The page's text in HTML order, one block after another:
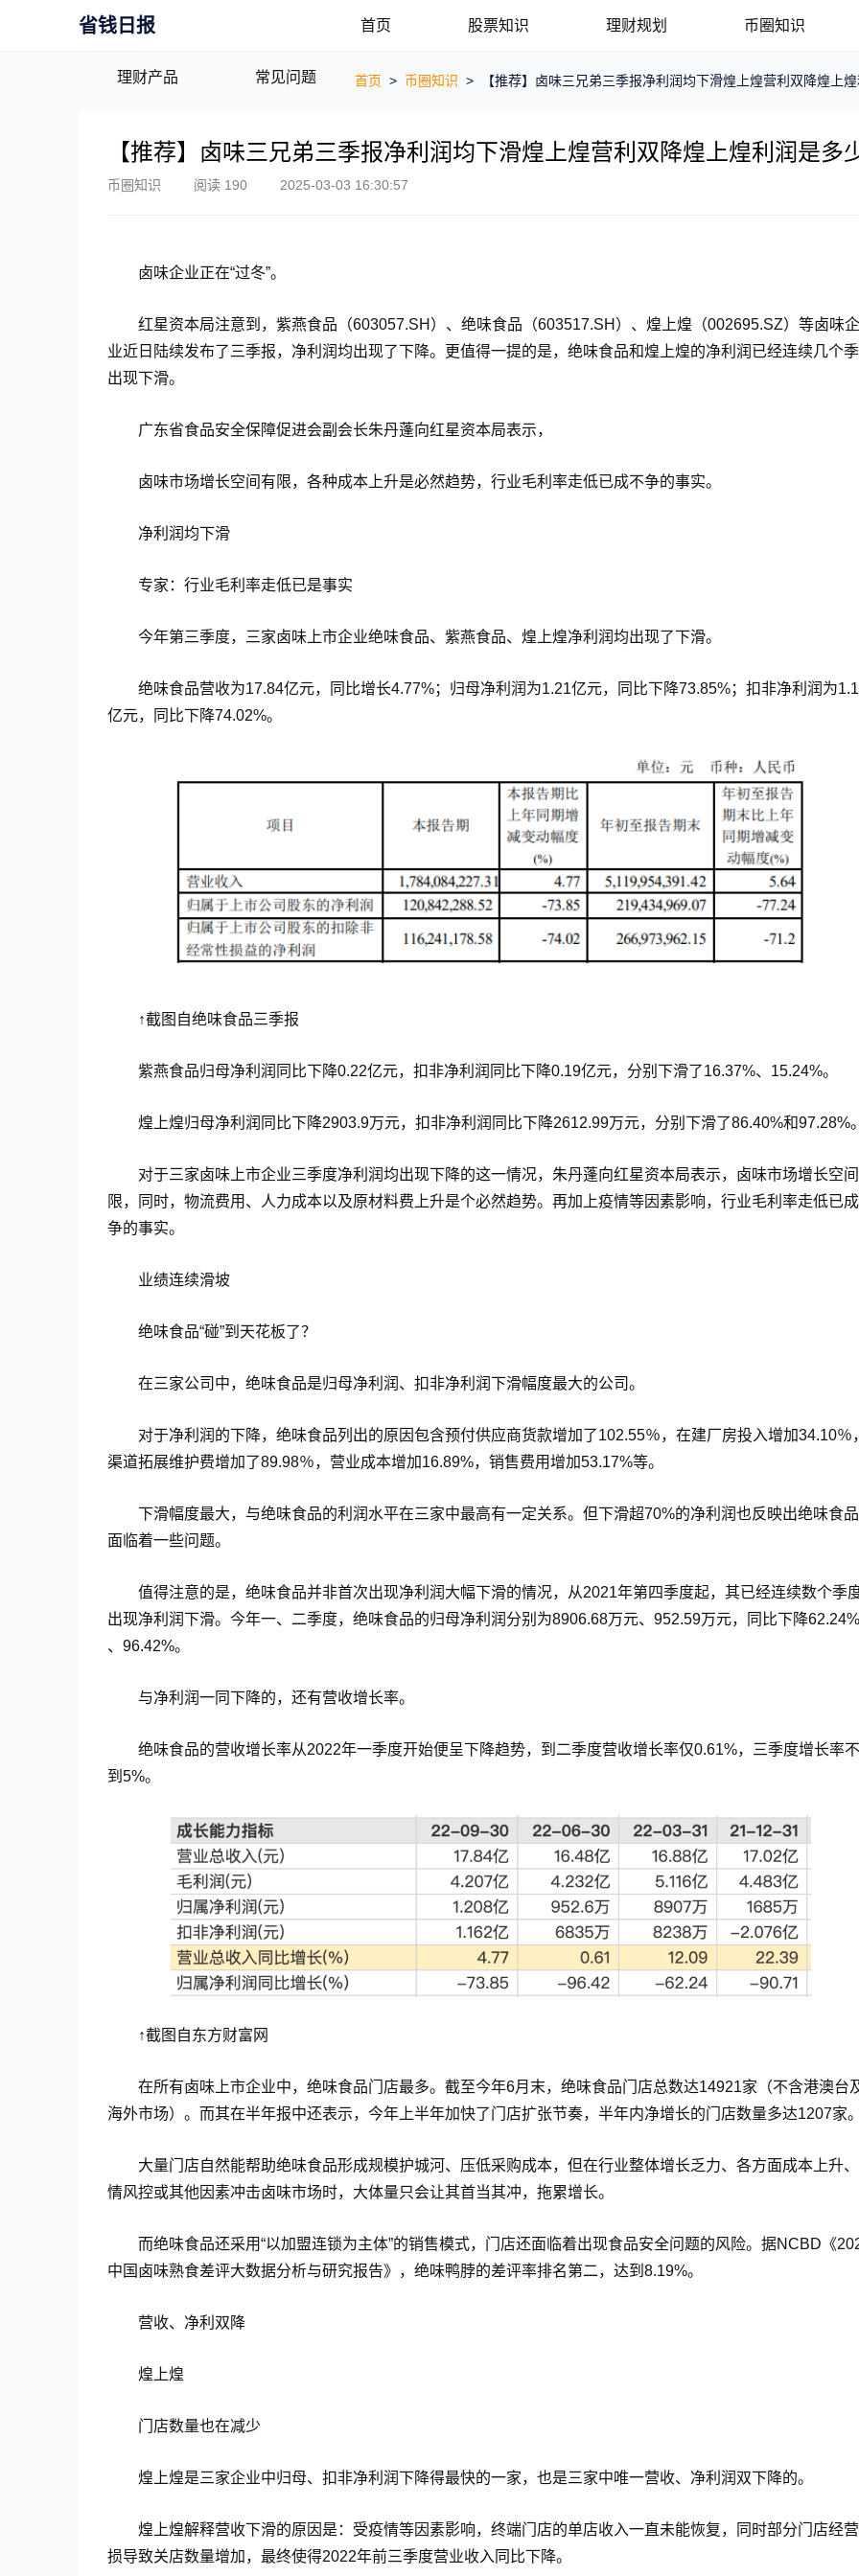
省钱日报 首页 股票知识 理财规划 币圈知识
理财产品 常见问题 首页 > 币圈知识 > 【推荐】卤味三兄弟三季报净利润均下滑煌上煌营利双降煌上
【推荐】卤味三兄弟三季报净利润均下滑煌上煌营利双降煌上煌利润是多
币圈知识 阅读 190 2025-03-03 16:30:57
卤味企业正在“过冬”。
红星资本局注意到，紫燕食品（603057.SH）、绝味食品（603517.SH）、煌上煌（002695.SZ）等卤味企
业近日陆续发布了三季报，净利润均出现了下降。更值得一提的是，绝味食品和煌上煌的净利润已经连续几个
出现下滑。
广东省食品安全保障促进会副会长朱丹蓬向红星资本局表示，
卤味市场增长空间有限，各种成本上升是必然趋势，行业毛利率走低已成不争的事实。
净利润均下滑
专家：行业毛利率走低已是事实
今年第三季度，三家卤味上市企业绝味食品、紫燕食品、煌上煌净利润均出现了下滑。
绝味食品营收为17.84亿元，同比增长4.77%；归母净利润为1.21亿元，同比下降73.85%；扣非净利润为
亿元，同比下降74.02%。
↑截图自绝味食品三季报
紫燕食品归母净利润同比下降0.22亿元，扣非净利润同比下降0.19亿元，分别下滑了16.37%、15.24%。
煌上煌归母净利润同比下降2903.9万元，扣非净利润同比下降2612.99万元，分别下滑了86.40%和97.28%。
对于三家卤味上市企业三季度净利润均出现下降的这一情况，朱丹蓬向红星资本局表示，卤味市场增长空
限，同时，物流费用、人力成本以及原材料费上升是个必然趋势。再加上疫情等因素影响，行业毛利率走低已
争的事实。
业绩连续滑坡
绝味食品“碰”到天花板了？
在三家公司中，绝味食品是归母净利润、扣非净利润下滑幅度最大的公司。
对于净利润的下降，绝味食品列出的原因包含预付供应商货款增加了102.55％，在建厂房投入增加34.10％，
渠道拓展维护费增加了89.98％，营业成本增加16.89%，销售费用增加53.17%等。
下滑幅度最大，与绝味食品的利润水平在三家中最高有一定关系。但下滑超70%的净利润也反映出绝味食
面临着一些问题。
值得注意的是，绝味食品并非首次出现净利润大幅下滑的情况，从2021年第四季度起，其已经连续数个季
出现净利润下滑。今年一、二季度，绝味食品的归母净利润分别为8906.68万元、952.59万元，同比下降62.24%
、96.42%。
与净利润一同下降的，还有营收增长率。
绝味食品的营收增长率从2022年一季度开始便呈下降趋势，到二季度营收增长率仅0.61%，三季度增长率不
到5%。
↑截图自东方财富网
在所有卤味上市企业中，绝味食品门店最多。截至今年6月末，绝味食品门店总数达14921家（不含港澳台
海外市场）。而其在半年报中还表示，今年上半年加快了门店扩张节奏，半年内净增长的门店数量多达1207家。
大量门店自然能帮助绝味食品形成规模护城河、压低采购成本，但在行业整体增长乏力、各方面成本上升
情风控或其他因素冲击卤味市场时，大体量只会让其首当其冲，拖累增长。
而绝味食品还采用“以加盟连锁为主体”的销售模式，门店还面临着出现食品安全问题的风险。据NCBD《
中国卤味熟食差评大数据分析与研究报告》，绝味鸭脖的差评率排名第二，达到8.19%。
营收、净利双降
煌上煌
门店数量也在减少
煌上煌是三家企业中归母、扣非净利润下降得最快的一家，也是三家中唯一营收、净利润双下降的。
煌上煌解释营收下滑的原因是：受疫情等因素影响，终端门店的单店收入一直未能恢复，同时部分门店经
损导致关店数量增加，最终使得2022年前三季度营业收入同比下降。